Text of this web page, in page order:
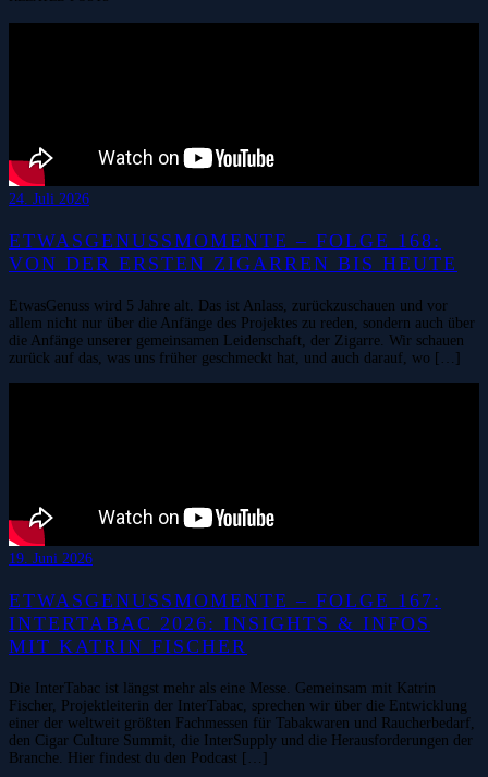
24. Juli 2026
ETWASGENUSSMOMENTE – FOLGE 168:
VON DER ERSTEN ZIGARREN BIS HEUTE
EtwasGenuss wird 5 Jahre alt. Das ist Anlass, zurückzuschauen und vor
allem nicht nur über die Anfänge des Projektes zu reden, sondern auch über
die Anfänge unserer gemeinsamen Leidenschaft, der Zigarre. Wir schauen
zurück auf das, was uns früher geschmeckt hat, und auch darauf, wo […]
19. Juni 2026
ETWASGENUSSMOMENTE – FOLGE 167:
INTERTABAC 2026: INSIGHTS & INFOS
MIT KATRIN FISCHER
Die InterTabac ist längst mehr als eine Messe. Gemeinsam mit Katrin
Fischer, Projektleiterin der InterTabac, sprechen wir über die Entwicklung
einer der weltweit größten Fachmessen für Tabakwaren und Raucherbedarf,
den Cigar Culture Summit, die InterSupply und die Herausforderungen der
Branche. Hier findest du den Podcast […]